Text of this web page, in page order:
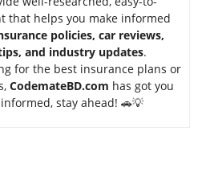
that helps you make informed
policies, car reviews,
and industry updates.
for the best insurance plans or
CodemateBD.com has got you
stay ahead! 🚗💡